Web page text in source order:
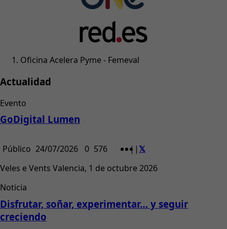
Oficina Acelera Pyme - Femeval
Actualidad
Evento
GoDigital Lumen
Público 24/07/2026 0 576 | |
Veles e Vents Valencia, 1 de octubre 2026
Noticia
Disfrutar, soñar, experimentar… y seguir
creciendo